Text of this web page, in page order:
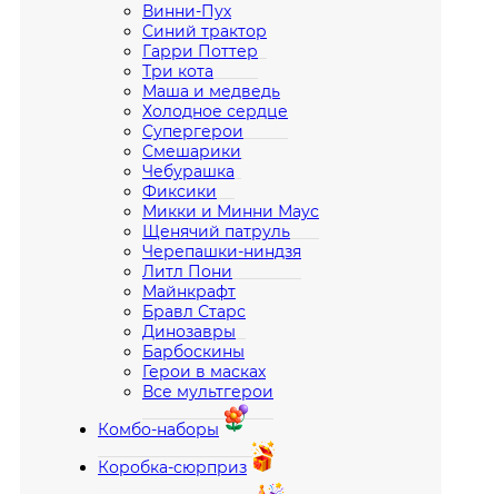
Винни-Пух
Синий трактор
Гарри Поттер
Три кота
Маша и медведь
Холодное сердце
Супергерои
Смешарики
Чебурашка
Фиксики
Микки и Минни Маус
Щенячий патруль
Черепашки-ниндзя
Литл Пони
Майнкрафт
Бравл Старс
Динозавры
Барбоскины
Герои в масках
Все мультгерои
Комбо-наборы
Коробка-сюрприз